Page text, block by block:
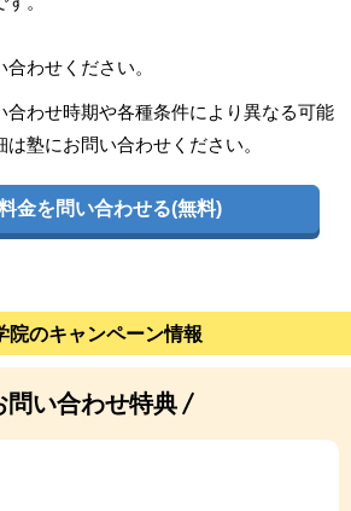
わせください。
わせ時期や各種条件により異なる可能
塾にお問い合わせください。
金を問い合わせる(無料)
院のキャンペーン情報
問い合わせ特典